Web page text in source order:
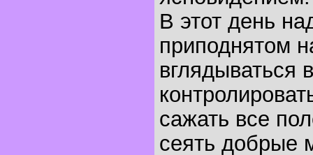
В этот день
приподнятом
вглядываться
сажать все
сеять добрые